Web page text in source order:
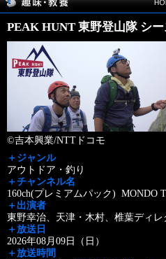
PEAK HUNT 東野登山隊 シ
©吉本興業/NTTドコモ
＋ジャンル
アウトドア・釣り
＋チャンネル名
160ch(プレミアムパック) MONDO
＋出演者
東野幸治、天津・木村、椎葉ディレ
＋放送日
2026年08月09日（日）
＋放送時間